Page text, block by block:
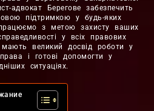
адвокат Берегове забезпечить
підтримкою у будь-яких
з метою захисту ваших
у всіх правових
великий досвід роботи у
і готові допомогти у
ситуаціях.